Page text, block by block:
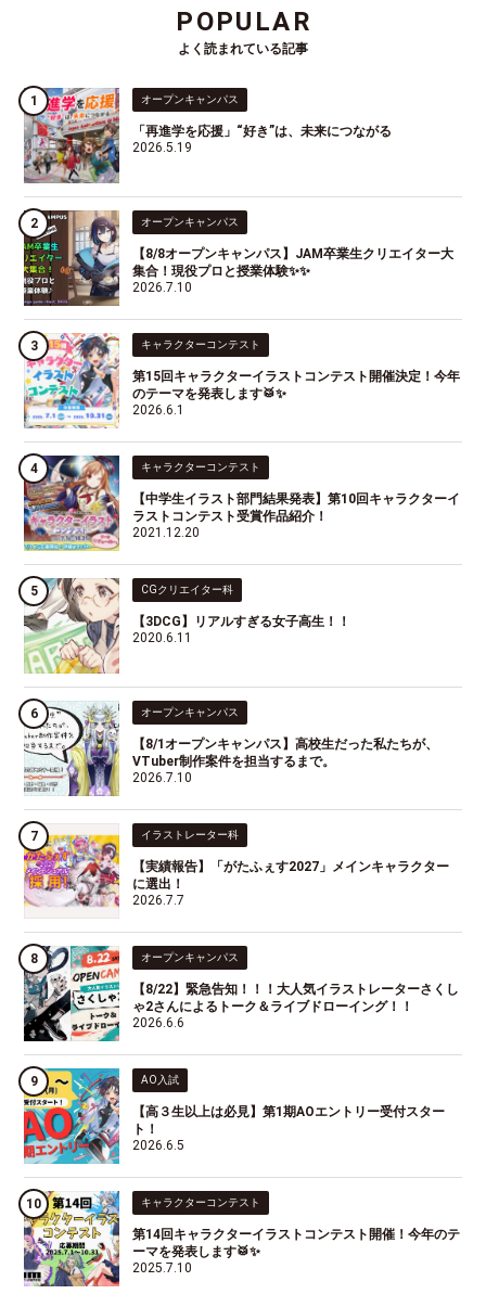
POPULAR
よく読まれている記事
オープンキャンパス
「再進学を応援」“好き”は、未来につながる
2026.5.19
オープンキャンパス
【8/8オープンキャンパス】JAM卒業生クリエイター大
集合！現役プロと授業体験✨✨
2026.7.10
キャラクターコンテスト
第15回キャラクターイラストコンテスト開催決定！今年
のテーマを発表します🥁✨
2026.6.1
キャラクターコンテスト
【中学生イラスト部門結果発表】第10回キャラクターイ
ラストコンテスト受賞作品紹介！
2021.12.20
CGクリエイター科
【3DCG】リアルすぎる女子高生！！
2020.6.11
オープンキャンパス
【8/1オープンキャンパス】高校生だった私たちが、
VTuber制作案件を担当するまで。
2026.7.10
イラストレーター科
【実績報告】「がたふぇす2027」メインキャラクター
に選出！
2026.7.7
オープンキャンパス
【8/22】緊急告知！！！大人気イラストレーターさくし
ゃ2さんによるトーク＆ライブドローイング！！
2026.6.6
AO入試
【高３生以上は必見】第1期AOエントリー受付スター
ト！
2026.6.5
キャラクターコンテスト
第14回キャラクターイラストコンテスト開催！今年のテ
ーマを発表します🥁✨
2025.7.10